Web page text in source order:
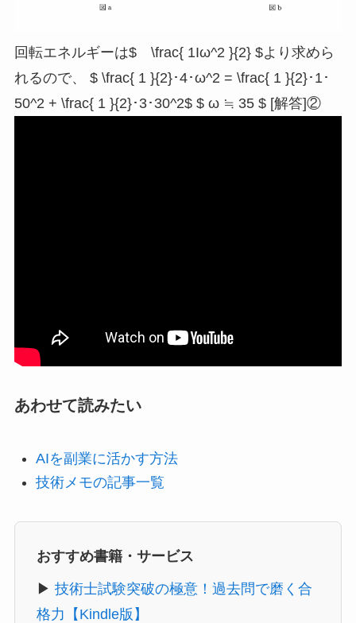
回転エネルギーは$ \frac{ 1Iω^2 }{2} $より求めら
れるので、 $ \frac{ 1 }{2}･4･ω^2 = \frac{ 1 }{2}･1･
50^2 + \frac{ 1 }{2}･3･30^2$ $ ω ≒ 35 $ [解答]②
あわせて読みたい
AIを副業に活かす方法
技術メモの記事一覧
おすすめ書籍・サービス
▶ 技術士試験突破の極意！過去問で磨く合
格力【Kindle版】